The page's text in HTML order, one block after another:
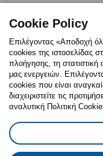
Κώδικας
© Inter-
Cookie Policy
Επιλέγοντας «Αποδοχή
cookies της ιστοσελίδας
πλοήγησης, τη
μας ενεργειών.
cookies που είναι
διαχειριστείτε τις
αναλυτική Πολιτική